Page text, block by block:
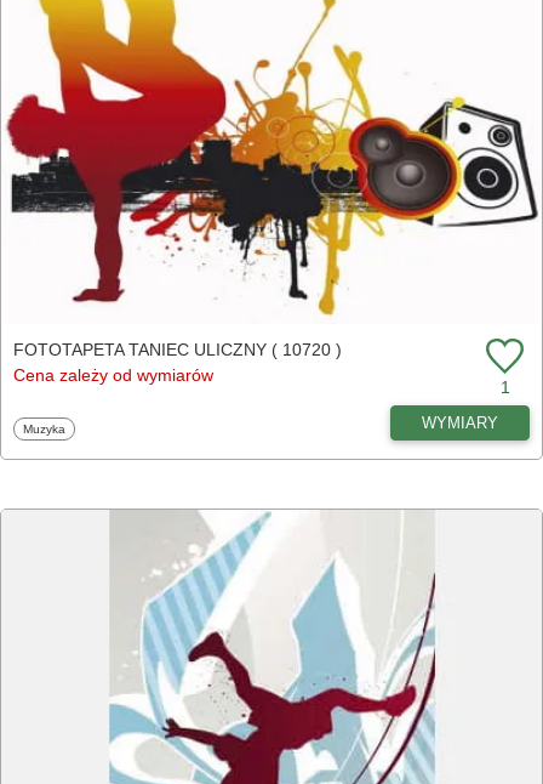
FOTOTAPETA TANIEC ULICZNY ( 10720 )
Cena zależy od wymiarów
1
Fototapety
Muzyka WYMIARY